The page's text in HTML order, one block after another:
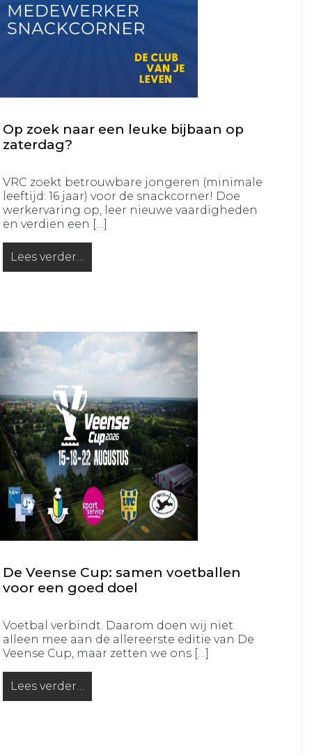
VRC
MO15-
VRC
MO15-
VRC
MO12-
1
VRC
MO10-
Op zoek naar een leuke bijbaan op
zaterdag?
VRC zoekt betrouwbare jongeren (minimale
leeftijd: 16 jaar) voor de snackcorner! Doe
werkervaring op, leer nieuwe vaardigheden
en verdien een […]
Lees verder…
from Op zoek naar een leuke bijbaan op zaterdag?
De Veense Cup: samen voetballen
voor een goed doel
Voetbal verbindt. Daarom doen wij niet
alleen mee aan de allereerste editie van De
Veense Cup, maar zetten we ons […]
Lees verder…
from De Veense Cup: samen voetballen voor een